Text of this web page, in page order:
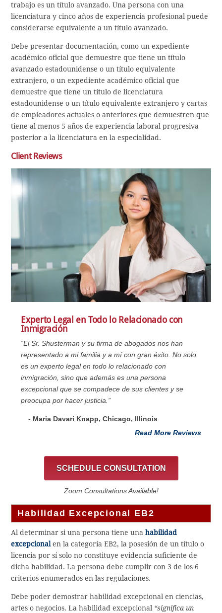
trabajo es un título avanzado. Una persona con una
licenciatura y cinco años de experiencia profesional puede
considerarse equivalente a un título avanzado.
Debe presentar documentación, como un expediente
académico oficial que demuestre que tiene un título
avanzado estadounidense o un título equivalente
extranjero, o un expediente académico oficial que
demuestre que tiene un título de licenciatura
estadounidense o un título equivalente extranjero y cartas
de empleadores actuales o anteriores que demuestren que
tiene al menos 5 años de experiencia laboral progresiva
posterior a la licenciatura en la especialidad.
Client Reviews
Experto Legal en Todo lo Relacionado con
Inmigración
“El Sr. Shusterman y su firma de abogados nos han
representado a mi familia y a mí con gran éxito. No solo
es un experto legal en todo lo relacionado con
inmigración, sino que además es una persona
excepcional que se compadece de sus clientes y se
preocupa por hacer justicia.”
- Maria Davari Knapp, Chicago, Illinois
Read More Reviews
SCHEDULE CONSULTATION
Zoom Consultations Available!
Habilidad Excepcional EB2
Al determinar si una persona tiene unahabilidad
excepcionalen la categoría EB2, la posesión de un título o
licencia por sí solo no constituye evidencia suficiente de
dicha habilidad. La persona debe cumplir con 3 de los 6
criterios enumerados en las regulaciones.
Debe poder demostrar habilidad excepcional en ciencias,
artes o negocios. La habilidad excepcional “significa un